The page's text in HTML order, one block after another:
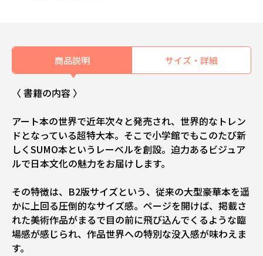
商品説明 サイズ・詳細
〈 書籍の内容 〉
アート本の世界で近年次々と発売され、世界的なトレン
ドとなっている超特大本。そこで小学館でもこのたび新
しくSUMO本というレーベルを創設。迫力あるビジュア
ルで日本文化の魅力をお届けします。
その特徴は、B2版サイズという、従来の大型豪華本を遥
かに上回る圧倒的なサイズ感。ページを開けば、掲載さ
れた美術作品がまるで目の前に飛び込んでくるような臨
場感が感じられ、作品世界への特別な没入感が味わえま
す。